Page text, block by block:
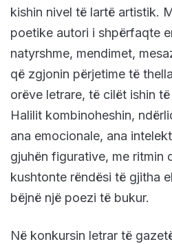
kishin nivel të lartë artistik.
poetike autori i shpërfaqte
natyrshme, mendimet,
që zgjonin përjetime të
orëve letrare, të cilët ishin
Halilit kombinoheshin,
ana emocionale, ana
gjuhën figurative, me ritmin
kushtonte rëndësi të gjitha
bëjnë një poezi të bukur.
Në konkursin letrar të